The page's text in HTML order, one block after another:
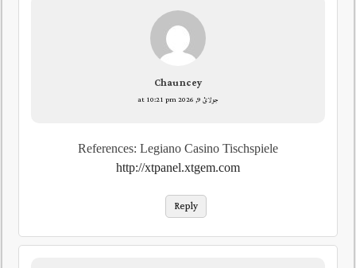
Chauncey
جولائ 9, 2026 at 10:21 pm
References: Legiano Casino Tischspiele
http://xtpanel.xtgem.com
Reply